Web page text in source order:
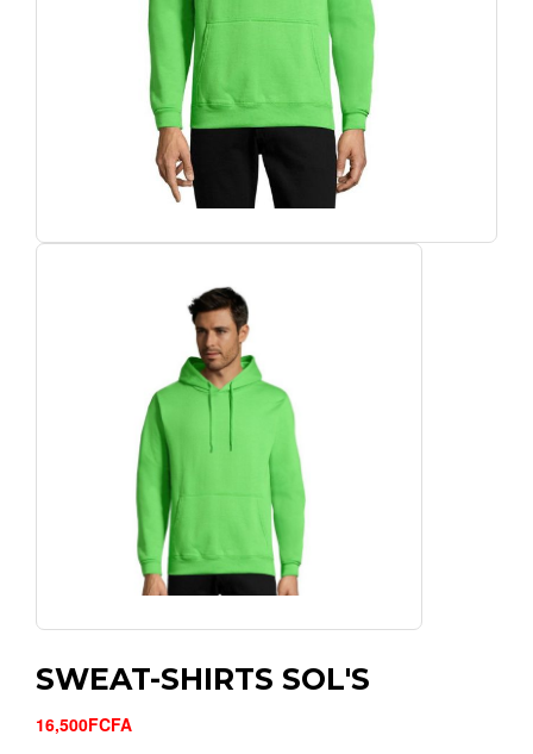
SWEAT-SHIRTS SOL'S
16,500FCFA